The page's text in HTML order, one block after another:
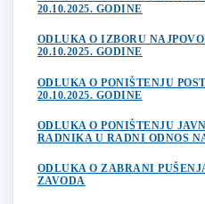
20.10.2025. GODINE
ODLUKA O IZBORU
20.10.2025. GODINE
ODLUKA O PONIŠTENJU
20.10.2025. GODINE
ODLUKA O PONIŠTENJU
RADNIKA U RADNI ODNOS
ODLUKA O ZABRANI
ZAVODA